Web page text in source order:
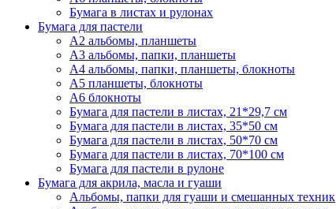
Бумага в листах и рулонах
Бумага для пастели
А2 альбомы, планшеты
А3 альбомы, папки, планшеты
А4 альбомы, папки, планшеты, блокноты
А5 планшеты, блокноты
А6 блокноты
Бумага для пастели в листах, 21*29,7 см
Бумага для пастели в листах, 35*50 см
Бумага для пастели в листах, 50*70 см
Бумага для пастели в листах, 70*100 см
Бумага для пастели в рулоне
Бумага для акрила, масла и гуаши
Альбомы, папки для гуаши и смешанных техник